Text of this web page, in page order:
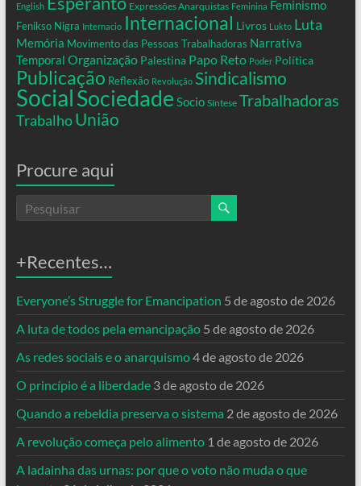
English Expressões Anarquistas Feminina Feminismo
Fenikso Nigra Internacio Internacional Livros Lukto Luta
Memória Movimento das Pessoas Trabalhadoras Narrativa
Temporal Organização Palestina Papo Reto Poder Política
Publicação Reflexão Revolução Sindicalismo
SocialSociedade Socio Síntese Trabalhadoras
Trabalho União
Procure aqui
+Recentes…
Everyone’s Struggle for Emancipation 5 de agosto de 2026
A luta de todos pela emancipação 5 de agosto de 2026
As redes sociais e o anarquismo4 de agosto de 2026
O princípio é a liberdade 3 de agosto de 2026
Quando a rebeldia preserva o sistema 2 de agosto de 2026
A revolução começa pelo alimento 1 de agosto de 2026
A ladainha das urnas: por que o voto não muda o que